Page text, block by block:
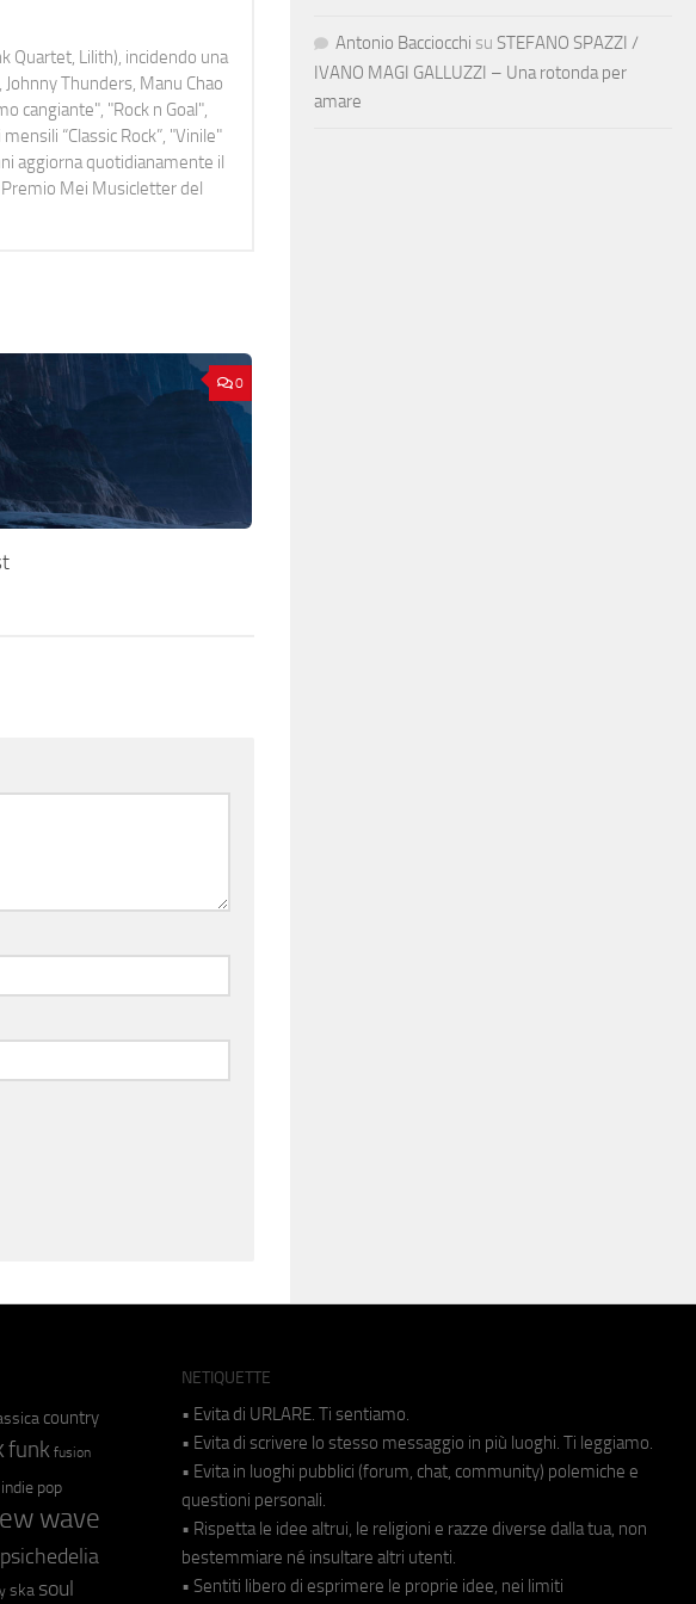
Quartet, Lilith), incidendo una
Thunders, Manu Chao
cangiante", "Rock n Goal",
“Classic Rock”, "Vinile"
aggiorna quotidianamente il
Mei Musicletter del
0
Antonio Bacciocchi su STEFANO SPAZZI /
IVANO MAGI GALLUZZI – Una rotonda per
amare
country
funk fusion
indie pop
wave
psichedelia
ska soul
NETIQUETTE
• Evita di URLARE. Ti sentiamo.
• Evita di scrivere lo stesso messaggio in più luoghi. Ti leggiamo.
• Evita in luoghi pubblici (forum, chat, community) polemiche e
questioni personali.
• Rispetta le idee altrui, le religioni e razze diverse dalla tua, non
bestemmiare né insultare altri utenti.
• Sentiti libero di esprimere le proprie idee, nei limiti